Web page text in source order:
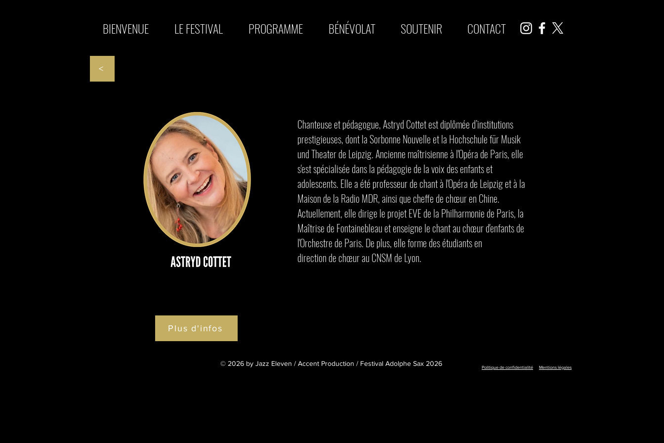
BIENVENUE LE FESTIVAL PROGRAMME BÉNÉVOLAT SOUTENIR CONTACT
<
Chanteuse et pédagogue, Astryd Cottet est diplômée d’institutions
prestigieuses, dont la Sorbonne Nouvelle et la Hochschule für Musik
und Theater de Leipzig. Ancienne maîtrisienne à l'Opéra de Paris, elle
s'est spécialisée dans la pédagogie de la voix des enfants et
adolescents. Elle a été professeur de chant à l'Opéra de Leipzig et à la
Maison de la Radio MDR, ainsi que cheffe de chœur en Chine.
Actuellement, elle dirige le projet EVE de la Philharmonie de Paris, la
Maîtrise de Fontainebleau et enseigne le chant au chœur d'enfants de
l'Orchestre de Paris. De plus, elle forme des étudiants en
direction de chœur au CNSM de Lyon.
Plus d'infos
© 2026 by Jazz Eleven / Accent Production / Festival Adolphe Sax 2026 Politique de confidentialité Mentions légales